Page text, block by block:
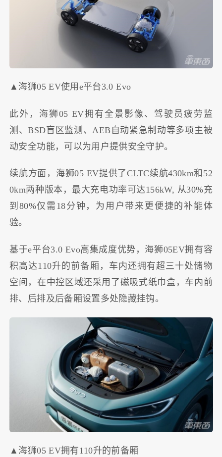
▲海狮05 EV使用e平台3.0 Evo
此外，海狮05 EV拥有全景影像、驾驶员疲劳监
测、BSD盲区监测、AEB自动紧急制动等多项主被
动安全功能，可以为用户提供安全守护。
续航方面，海狮05 EV提供了CLTC续航430km和52
0km两种版本，最大充电功率可达156kW, 从30%充
到80%仅需18分钟，为用户带来更便捷的补能体
验。
基于e平台3.0 Evo高集成度优势，海狮05EV拥有容
积高达110升的前备厢，车内还拥有超三十处储物
空间，在中控区域还采用了磁吸式纸巾盒，车内前
排、后排及后备厢设置多处隐藏挂钩。
▲海狮05 EV拥有110升的前备厢